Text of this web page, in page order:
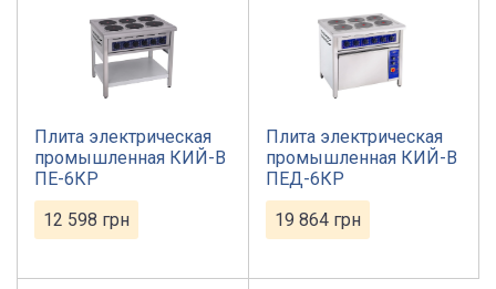
Плита электрическая
промышленная КИЙ-В
ПЕ-6КР
12 598 грн
Плита электрическая
промышленная КИЙ-В
ПЕД-6КР
19 864 грн